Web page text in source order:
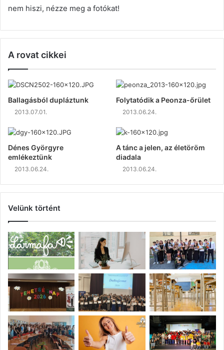
nem hiszi, nézze meg a fotókat!
A rovat cikkei
Ballagásból dupláztunk
2013.07.01.
Folytatódik a Peonza-őrület
2013.06.24.
Dénes Györgyre
emlékeztünk
2013.06.24.
A tánc a jelen, az életöröm
diadala
2013.06.24.
Velünk történt